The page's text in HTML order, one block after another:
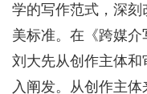
学的写作范式，深
美标准。在《跨媒介
刘大先从创作主体
入阐发。从创作主